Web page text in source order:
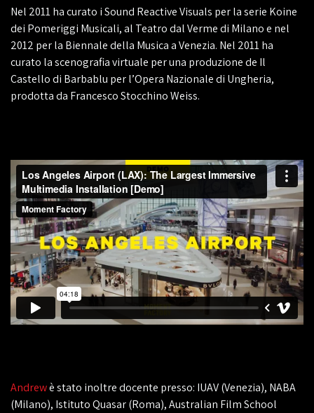
Nel 2011 ha curato i Sound Reactive Visuals per la serie Koine
dei Pomeriggi Musicali, al Teatro dal Verme di Milano e nel
2012 per la Biennale della Musica a Venezia. Nel 2011 ha
curato la scenografia virtuale per una produzione de Il
Castello di Barbablu per l’Opera Nazionale di Ungheria,
prodotta da Francesco Stocchino Weiss.
Andrewè stato inoltre docente presso: IUAV (Venezia), NABA
(Milano), Istituto Quasar (Roma), Australian Film School